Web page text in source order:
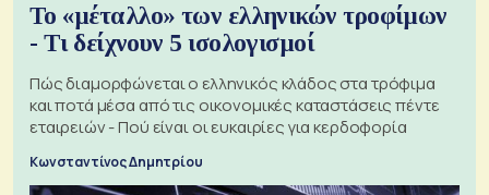
Το «μέταλλο» των ελληνικών τροφίμων
- Τι δείχνουν 5 ισολογισμοί
Πώς διαμορφώνεται ο ελληνικός κλάδος στα τρόφιμα
και ποτά μέσα από τις οικονομικές καταστάσεις πέντε
εταιρειών - Πού είναι οι ευκαιρίες για κερδοφορία
Κωνσταντίνος Δημητρίου